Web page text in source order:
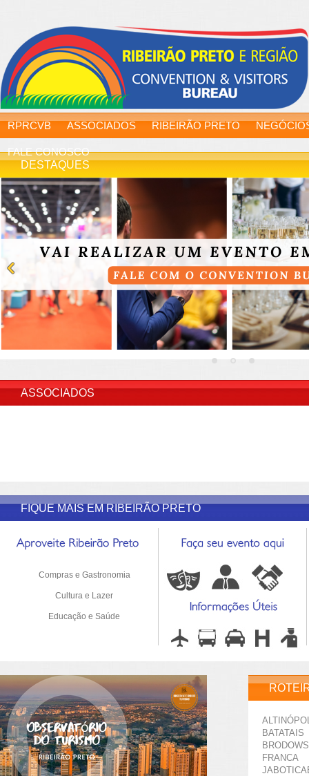
RPRCVB ASSOCIADOS RIBEIRÃO PRETO
FALE CONOSCO
DESTAQUES
ASSOCIADOS
FIQUE MAIS EM RIBEIRÃO PRETO
Compras e Gastronomia
Cultura e Lazer
Educação e Saúde
BATATAIS
FRANCA